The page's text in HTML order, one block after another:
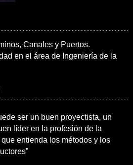
Canales y Puertos.
en el área de Ingeniería de la
ser un buen proyectista, un
líder en la profesión de la
entienda los métodos y los